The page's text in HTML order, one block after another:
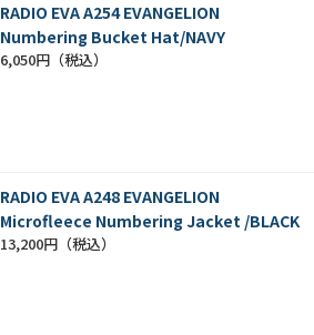
RADIO EVA A254 EVANGELION
Numbering Bucket Hat/NAVY
6,050円
RADIO EVA A248 EVANGELION
Microfleece Numbering Jacket /BLACK
13,200円